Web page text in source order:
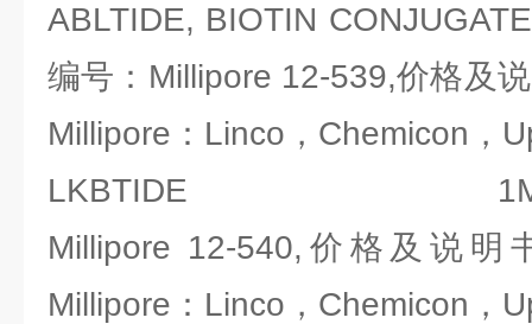
ABLTIDE, BIOTIN
编号：Millipore 12-539,价格及
Millipore：Linco，Chemicon，
LKBTIDE 1MG,产
Millipore 12-540,价格及说
Millipore：Linco，Chemicon，